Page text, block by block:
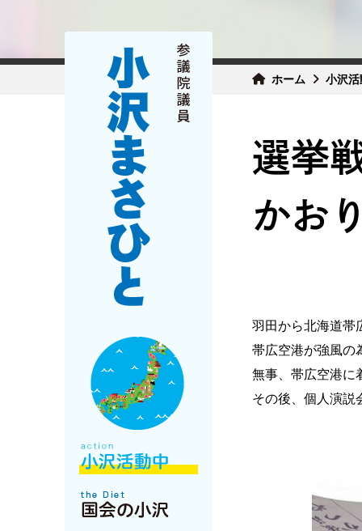
ホーム 小沢
選挙
かお
羽田から北海道帯
帯広空港が強風の
無事、帯広空港に
その後、個人演